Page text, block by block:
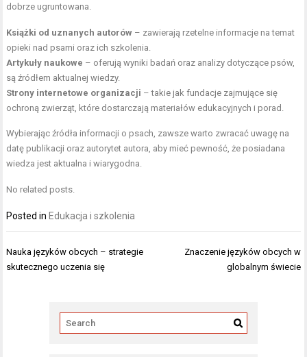
dobrze ugruntowana.
Książki od uznanych autorów – zawierają rzetelne informacje na temat
opieki nad psami oraz ich szkolenia.
Artykuły naukowe – oferują wyniki badań oraz analizy dotyczące psów,
są źródłem aktualnej wiedzy.
Strony internetowe organizacji – takie jak fundacje zajmujące się
ochroną zwierząt, które dostarczają materiałów edukacyjnych i porad.
Wybierając źródła informacji o psach, zawsze warto zwracać uwagę na
datę publikacji oraz autorytet autora, aby mieć pewność, że posiadana
wiedza jest aktualna i wiarygodna.
No related posts.
Posted in Edukacja i szkolenia
Nawigacja
wpisu
Nauka języków obcych – strategie
skutecznego uczenia się
Znaczenie języków obcych w
globalnym świecie